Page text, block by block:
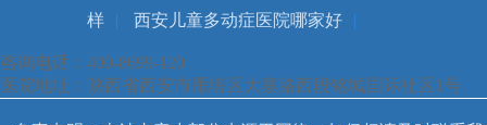
样
| 西安儿童多动症医院哪家好 |
咨询电话：400-8699-120
医院地址：陕西省西安市雁塔区大寨路西段铭城国际社区1号